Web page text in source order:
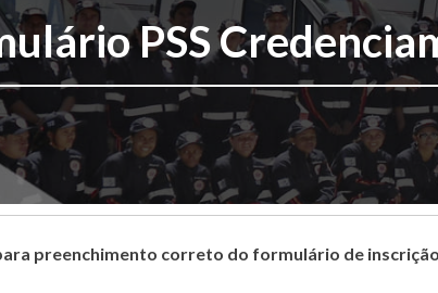
PSS
preenchimento correto do formulário de